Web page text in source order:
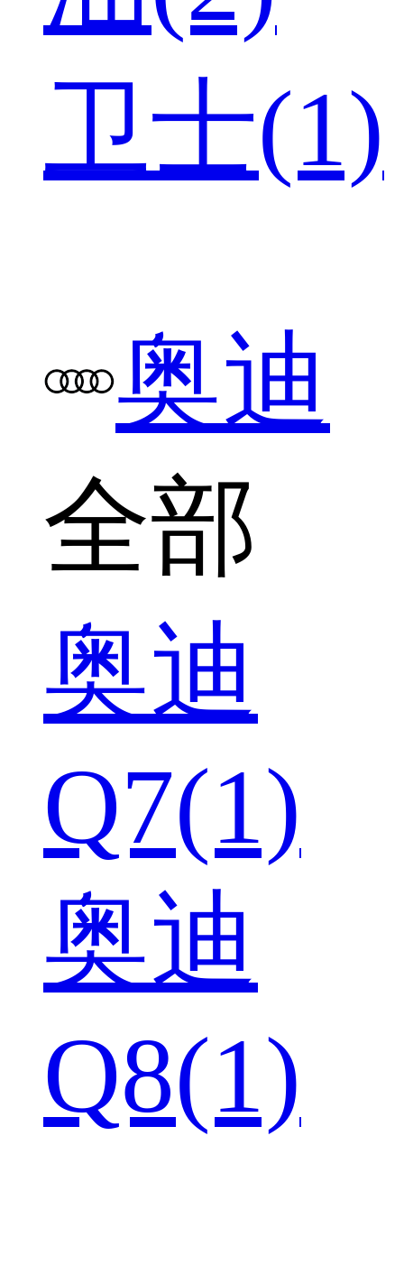
卫士(1)
奥迪
全部
奥迪
Q7(1)
奥迪
Q8(1)